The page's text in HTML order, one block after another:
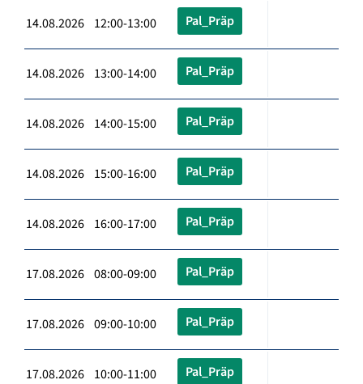
14.08.2026 12:00-13:00 Pal_Präp
14.08.2026 13:00-14:00 Pal_Präp
14.08.2026 14:00-15:00 Pal_Präp
14.08.2026 15:00-16:00 Pal_Präp
14.08.2026 16:00-17:00 Pal_Präp
17.08.2026 08:00-09:00 Pal_Präp
17.08.2026 09:00-10:00 Pal_Präp
17.08.2026 10:00-11:00 Pal_Präp